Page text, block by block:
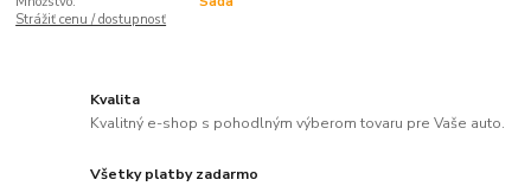
Strážiť cenu / dostupnosť
Kvalita
Kvalitný e-shop s pohodlným výberom tovaru pre Vaše auto.
Všetky platby zadarmo